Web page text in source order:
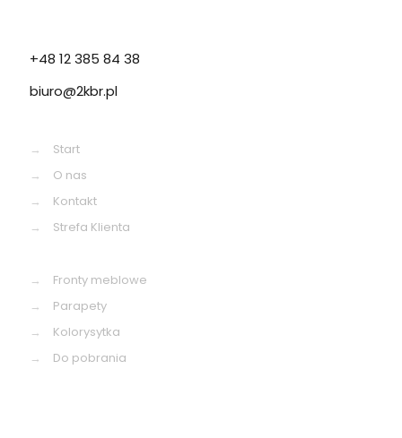
+48 12 385 84 38
biuro@2kbr.pl
→
Start
→
O nas
→
Kontakt
→
Strefa Klienta
→
Fronty meblowe
→
Parapety
→
Kolorysytka
→
Do pobrania